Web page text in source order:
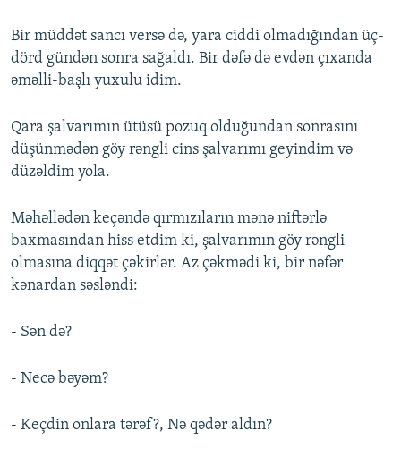
Bir müddət sancı versə də, yara ciddi olmadığından üç-
dörd gündən sonra sağaldı. Bir dəfə də evdən çıxanda
əməlli-başlı yuxulu idim.
Qara şalvarımın ütüsü pozuq olduğundan sonrasını
düşünmədən göy rəngli cins şalvarımı geyindim və
düzəldim yola.
Məhəllədən keçəndə qırmızıların mənə niftərlə
baxmasından hiss etdim ki, şalvarımın göy rəngli
olmasına diqqət çəkirlər. Az çəkmədi ki, bir nəfər
kənardan səsləndi:
- Sən də?
- Necə bəyəm?
- Keçdin onlara tərəf?, Nə qədər aldın?